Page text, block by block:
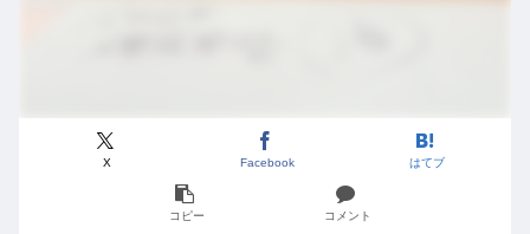
X Facebook はてブ
コピー コメント